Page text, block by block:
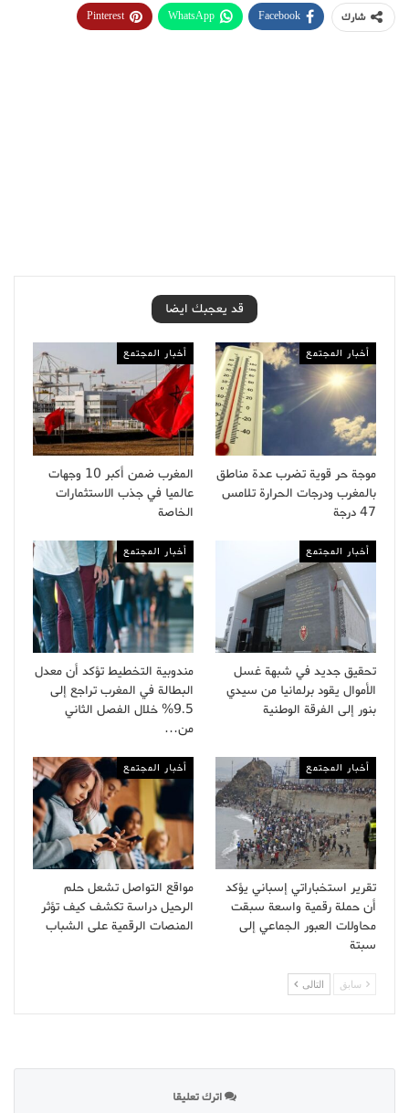
شارك Facebook
WhatsApp
Pinterest
قد يعجبك ايضا
أخبار المجتمع
موجة حر قوية تضرب عدة مناطق
بالمغرب ودرجات الحرارة تلامس
47 درجة
أخبار المجتمع
المغرب ضمن أكبر 10 وجهات
عالميا في جذب الاستثمارات
الخاصة
أخبار المجتمع
تحقيق جديد في شبهة غسل
الأموال يقود برلمانيا من سيدي
بنور إلى الفرقة الوطنية
أخبار المجتمع
مندوبية التخطيط تؤكد أن معدل
البطالة في المغرب تراجع إلى
9.5% خلال الفصل الثاني
من…
أخبار المجتمع
تقرير استخباراتي إسباني يؤكد
أن حملة رقمية واسعة سبقت
محاولات العبور الجماعي إلى
سبتة
أخبار المجتمع
مواقع التواصل تشعل حلم
الرحيل دراسة تكشف كيف تؤثر
المنصات الرقمية على الشباب
سابق التالى
اترك تعليقا